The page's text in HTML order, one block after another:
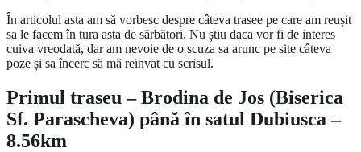
În articolul asta am să vorbesc despre câteva trasee pe care am reușit
sa le facem în tura asta de sărbători. Nu știu daca vor fi de interes
cuiva vreodată, dar am nevoie de o scuza sa arunc pe site câteva
poze și sa încerc să mă reinvat cu scrisul.
Primul traseu – Brodina de Jos (Biserica
Sf. Parascheva) până în satul Dubiusca –
8.56km